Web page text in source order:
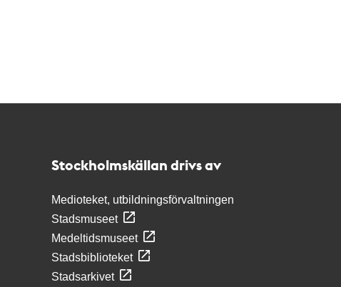
Stockholmskällan drivs av
Medioteket, utbildningsförvaltningen
Stadsmuseet
Medeltidsmuseet
Stadsbiblioteket
Stadsarkivet